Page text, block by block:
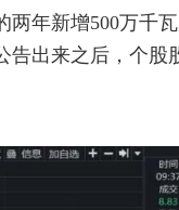
年新增500万千
出来之后，个股